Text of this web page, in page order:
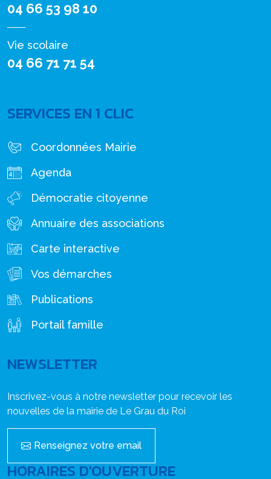
04 66 53 98 10
Vie scolaire
04 66 71 71 54
SERVICES EN 1 CLIC
Coordonnées Mairie
Agenda
Démocratie citoyenne
Annuaire des associations
Carte interactive
Vos démarches
Publications
Portail famille
NEWSLETTER
Inscrivez-vous à notre newsletter pour recevoir les
nouvelles de la mairie de Le Grau du Roi
Renseignez votre email
HORAIRES D'OUVERTURE